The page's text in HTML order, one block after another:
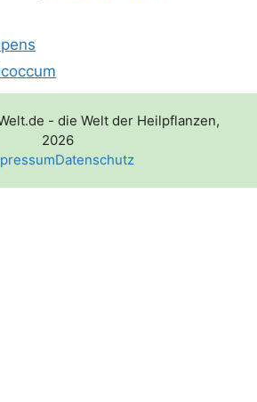
- die Welt der Heilpflanzen,
2026
Datenschutz